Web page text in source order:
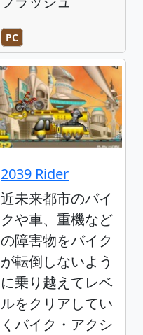
PC
2039 Rider
近未来都市のバイ
クや車、重機など
の障害物をバイク
が転倒しないよう
に乗り越えてレベ
ルをクリアしてい
くバイク・アクシ